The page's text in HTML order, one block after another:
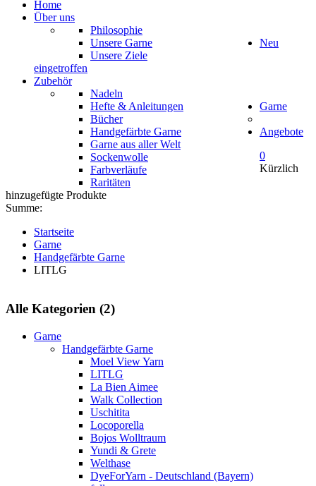
Home
Über uns
Philosophie
Unsere Garne
Unsere Ziele
Neu
eingetroffen
Zubehör
Nadeln
Hefte & Anleitungen
Bücher
Garne
Handgefärbte Garne
Garne aus aller Welt
Sockenwolle
Farbverläufe
Raritäten
Angebote
0
Kürzlich
hinzugefügte Produkte
Summe:
Startseite
Garne
Handgefärbte Garne
LITLG
Alle Kategorien (2)
Garne
Handgefärbte Garne
Moel View Yarn
LITLG
La Bien Aimee
Walk Collection
Uschitita
Locoporella
Bojos Wolltraum
Yundi & Grete
Welthase
DyeForYarn - Deutschland (Bayern)